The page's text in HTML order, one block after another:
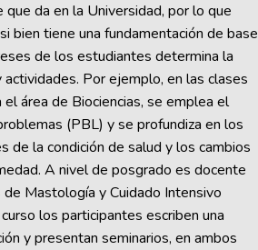
que da en la Universidad, por lo que
bien tiene una fundamentación de base
de los estudiantes determina la
Por ejemplo, en las clases
el área de Biociencias, se emplea el
(PBL) y se profundiza en los
de la condición de salud y los cambios
A nivel de posgrado es docente
Mastología y Cuidado Intensivo
los participantes escriben una
y presentan seminarios, en ambos